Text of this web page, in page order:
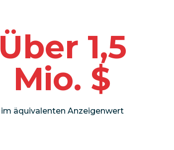
Über 1,5
Mio. $
im äquivalenten Anzeigenwert